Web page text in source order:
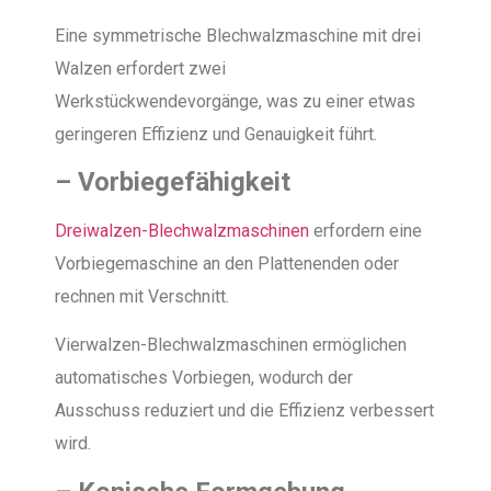
Eine symmetrische Blechwalzmaschine mit drei
Walzen erfordert zwei
Werkstückwendevorgänge, was zu einer etwas
geringeren Effizienz und Genauigkeit führt.
– Vorbiegefähigkeit
Dreiwalzen-Blechwalzmaschinen erfordern eine
Vorbiegemaschine an den Plattenenden oder
rechnen mit Verschnitt.
Vierwalzen-Blechwalzmaschinen ermöglichen
automatisches Vorbiegen, wodurch der
Ausschuss reduziert und die Effizienz verbessert
wird.